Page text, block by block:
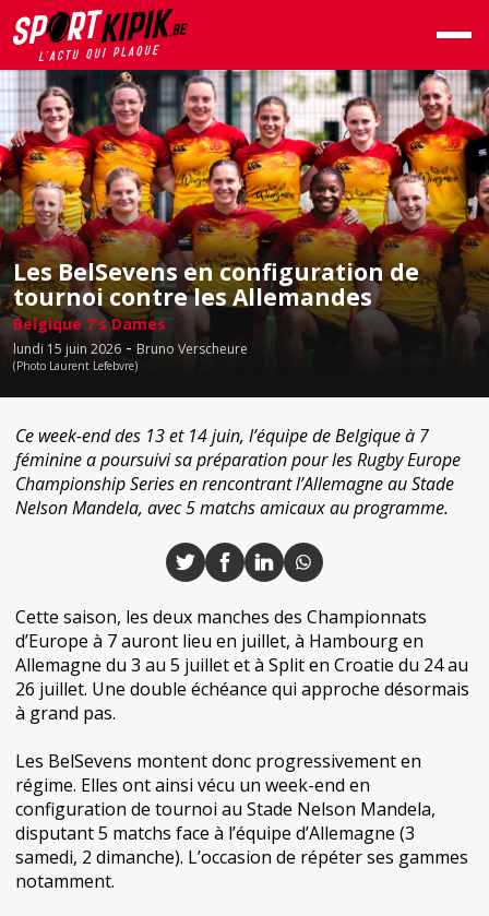
Les BelSevens en configuration de
tournoi contre les Allemandes
Belgique 7’s Dames
lundi 15 juin 2026 - Bruno Verscheure
(Photo Laurent Lefebvre)
Ce week-end des 13 et 14 juin, l’équipe de Belgique à 7
féminine a poursuivi sa préparation pour les Rugby Europe
Championship Series en rencontrant l’Allemagne au Stade
Nelson Mandela, avec 5 matchs amicaux au programme.
Cette saison, les deux manches des Championnats
d’Europe à 7 auront lieu en juillet, à Hambourg en
Allemagne du 3 au 5 juillet et à Split en Croatie du 24 au
26 juillet. Une double échéance qui approche désormais
à grand pas.
Les BelSevens montent donc progressivement en
régime. Elles ont ainsi vécu un week-end en
configuration de tournoi au Stade Nelson Mandela,
disputant 5 matchs face à l’équipe d’Allemagne (3
samedi, 2 dimanche). L’occasion de répéter ses gammes
notamment.